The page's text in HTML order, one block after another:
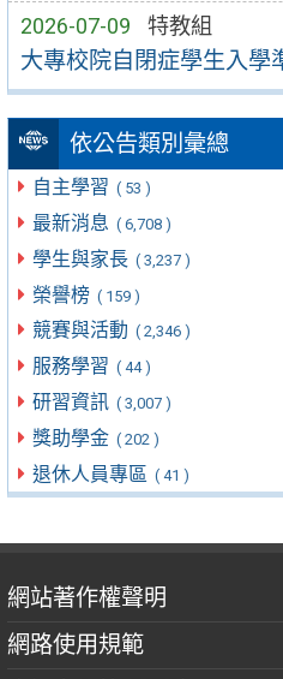
2026-07-09 特教組
大專校院自閉症學生入學
依公告類別彙總
自主學習 ( 53 )
最新消息 ( 6,708 )
學生與家長 ( 3,237 )
榮譽榜 ( 159 )
競賽與活動 ( 2,346 )
服務學習 ( 44 )
研習資訊 ( 3,007 )
獎助學金 ( 202 )
退休人員專區 ( 41 )
網站著作權聲明
網路使用規範